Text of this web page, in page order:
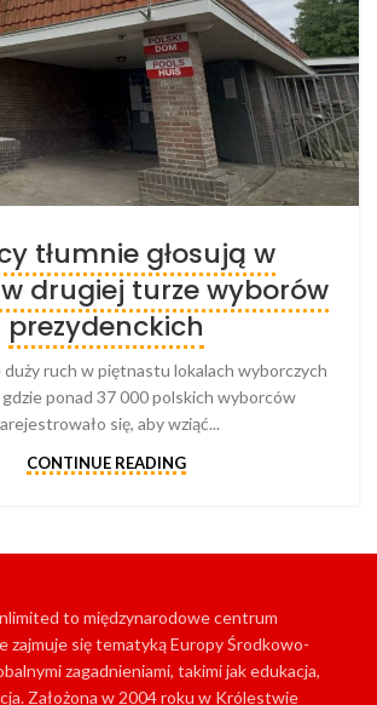
tłumnie głosują w
drugiej turze wyborów
prezydenckich
duży ruch w piętnastu lokalach wyborczych
ponad 37 000 polskich wyborców
się, aby wziąć...
CONTINUE READING
to międzynarodowe centrum
zajmuje się tematyką Europy Środkowo-
zagadnieniami, takimi jak edukacja,
Założona w 2004 roku w Królestwie